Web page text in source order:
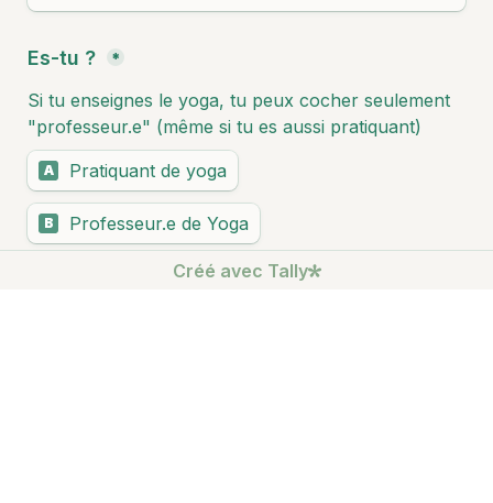
Es-tu ? *
Si tu enseignes le yoga, tu peux cocher seulement
"professeur.e" (même si tu es aussi pratiquant)
A Pratiquant de yoga
B Professeur.e de Yoga
Créé avec Tally